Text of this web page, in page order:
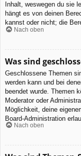
Inhalt, weswegen du sie
hängt es von deinen
kannst oder nicht; die
Nach oben
Was sind
Geschlossene Themen
werden kann und bei
beendet wurde. Themen
Moderator oder
Möglichkeit, deine
Board-Administration
Nach oben